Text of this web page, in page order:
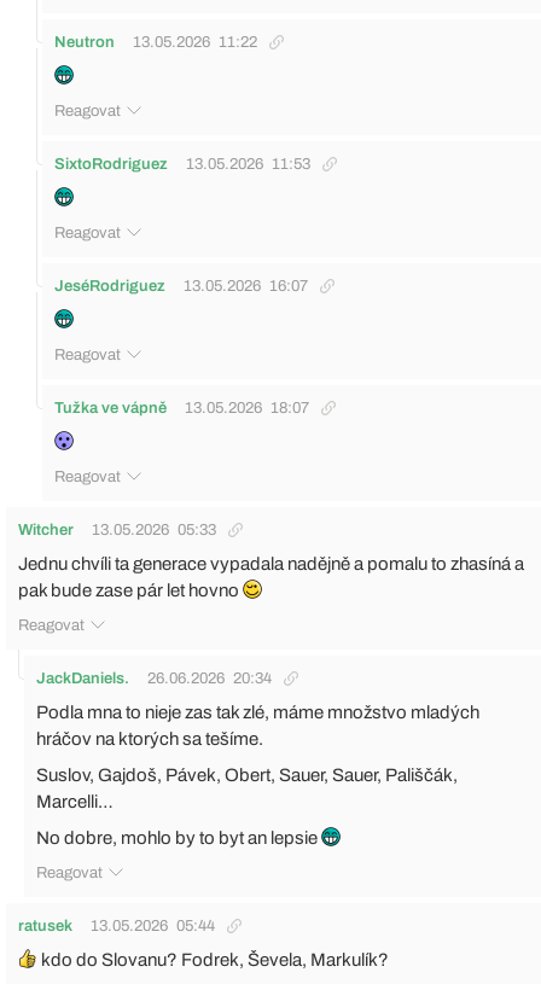
Neutron 13.05.2026 11:22
Reagovat
SixtoRodriguez 13.05.2026 11:53
Reagovat
JeséRodriguez 13.05.2026 16:07
Reagovat
Tužka ve vápně 13.05.2026 18:07
Reagovat
Witcher 13.05.2026 05:33
Jednu chvíli ta generace vypadala nadějně a pomalu to zhasíná a
pak bude zase pár let hovno
Reagovat
JackDaniels. 26.06.2026 20:34
Podla mna to nieje zas tak zlé, máme množstvo mladých
hráčov na ktorých sa tešíme.
Suslov, Gajdoš, Pávek, Obert, Sauer, Sauer, Pališčák,
Marcelli…
No dobre, mohlo by to byt an lepsie
Reagovat
ratusek 13.05.2026 05:44
kdo do Slovanu? Fodrek, Ševela, Markulík?